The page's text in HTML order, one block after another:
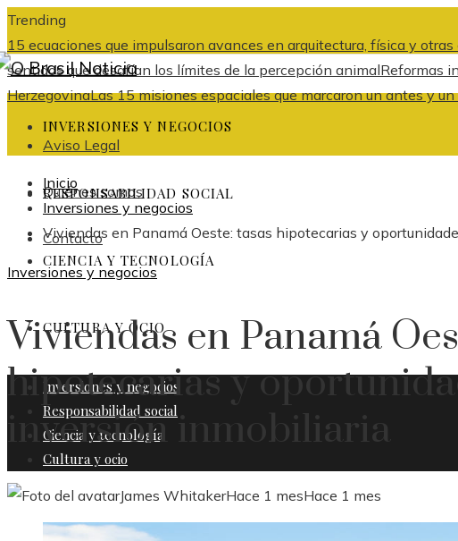
Trending
15 ecuaciones que impulsaron avances en arquitectura, física y otras
sentidos que desafían los límites de la percepción animalReformas
HerzegovinaLas 15 misiones espaciales que marcaron un antes y
Aviso Legal
Quiénes somos
Contacto
INVERSIONES Y NEGOCIOS
RESPONSABILIDAD SOCIAL
CIENCIA Y TECNOLOGÍA
CULTURA Y OCIO
Inversiones y negocios
Responsabilidad social
Ciencia y tecnología
Cultura y ocio
Inicio
Inversiones y negocios
Viviendas en Panamá Oeste: tasas hipotecarias y
Inversiones y negocios
Viviendas en Panamá
hipotecarias y
inversión inmobiliaria
James WhitakerHace 1 mesHace 1 mes